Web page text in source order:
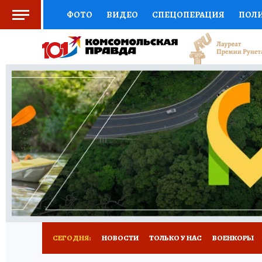
ФОТО ВИДЕО СПЕЦОПЕРАЦИЯ
СОЦПОДДЕРЖКА НАУКА СПОРТ
ВЫБОР ЭКСПЕРТОВ ДОКТОР
КНИЖНАЯ ПОЛКА ПРОГНОЗЫ НА СПОРТ
ПРЕСС-ЦЕНТР НЕДВИЖИМОСТЬ
РАДИО КП РЕКЛАМА ТЕСТЫ НОВОЕ
СЕГОДНЯ: НОВОСТИ ТОЛЬКО У НАС ВОЕНКОРЫ